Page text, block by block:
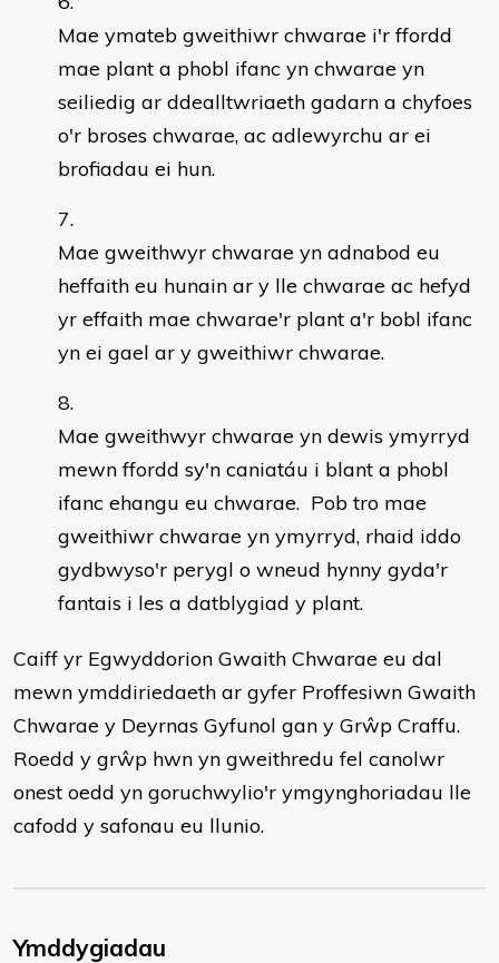
Mae ymateb gweithiwr chwarae i'r ffordd
mae plant a phobl ifanc yn chwarae yn
seiliedig ar ddealltwriaeth gadarn a chyfoes
o'r broses chwarae, ac adlewyrchu ar ei
brofiadau ei hun.
Mae gweithwyr chwarae yn adnabod eu
heffaith eu hunain ar y lle chwarae ac hefyd
yr effaith mae chwarae'r plant a'r bobl ifanc
yn ei gael ar y gweithiwr chwarae.
Mae gweithwyr chwarae yn dewis ymyrryd
mewn ffordd sy'n caniatáu i blant a phobl
ifanc ehangu eu chwarae. Pob tro mae
gweithiwr chwarae yn ymyrryd, rhaid iddo
gydbwyso'r perygl o wneud hynny gyda'r
fantais i les a datblygiad y plant.
Caiff yr Egwyddorion Gwaith Chwarae eu dal
mewn ymddiriedaeth ar gyfer Proffesiwn Gwaith
Chwarae y Deyrnas Gyfunol gan y Grŵp Craffu.
Roedd y grŵp hwn yn gweithredu fel canolwr
onest oedd yn goruchwylio'r ymgynghoriadau lle
cafodd y safonau eu llunio.
Ymddygiadau